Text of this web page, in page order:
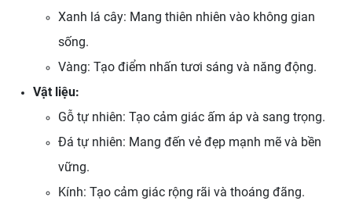
Xanh lá cây: Mang thiên nhiên vào không gian
sống.
Vàng: Tạo điểm nhấn tươi sáng và năng động.
Vật liệu:
Gỗ tự nhiên: Tạo cảm giác ấm áp và sang trọng.
Đá tự nhiên: Mang đến vẻ đẹp mạnh mẽ và bền
vững.
Kính: Tạo cảm giác rộng rãi và thoáng đãng.